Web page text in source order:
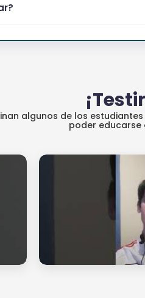
algunos de los
poder educarse